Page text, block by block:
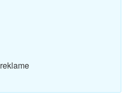
reklame